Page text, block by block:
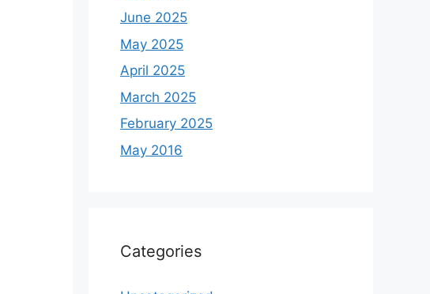
June 2025
May 2025
April 2025
March 2025
February 2025
May 2016
Categories